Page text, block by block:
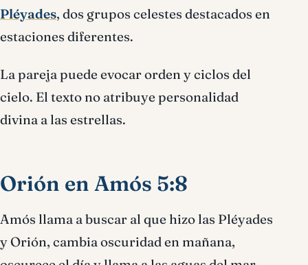
Pléyades, dos grupos celestes destacados en
estaciones diferentes.
La pareja puede evocar orden y ciclos del
cielo. El texto no atribuye personalidad
divina a las estrellas.
Orión en Amós 5:8
Amós llama a buscar al que hizo las Pléyades
y Orión, cambia oscuridad en mañana,